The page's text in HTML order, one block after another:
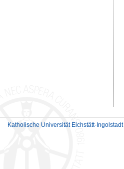
Katholische Universität Eichstätt-